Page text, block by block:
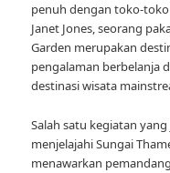
penuh dengan toko-
Janet Jones, seorang
Garden merupakan
pengalaman berbelanja
destinasi wisata
Salah satu kegiatan
menjelajahi Sungai
menawarkan